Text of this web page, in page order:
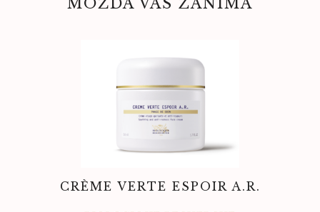
MOŽDA VAS ZANIMA
CRÈME VERTE ESPOIR A.R.